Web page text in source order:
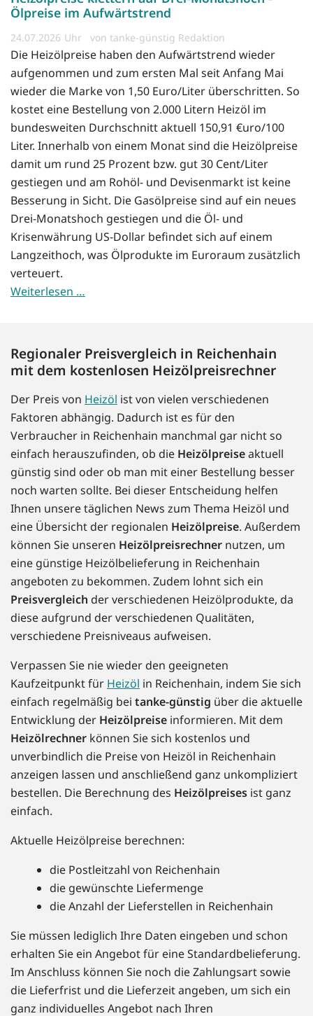
Ölpreise im Aufwärtstrend
24.07.2026 von tanke-günstig Redaktion
Die Heizölpreise haben den Aufwärtstrend wieder
aufgenommen und zum ersten Mal seit Anfang Mai
wieder die Marke von 1,50 Euro/Liter überschritten. So
kostet eine Bestellung von 2.000 Litern Heizöl im
bundesweiten Durchschnitt aktuell 150,91 €uro/100
Liter. Innerhalb von einem Monat sind die Heizölpreise
damit um rund 25 Prozent bzw. gut 30 Cent/Liter
gestiegen und am Rohöl- und Devisenmarkt ist keine
Besserung in Sicht. Die Gasölpreise sind auf ein neues
Drei-Monatshoch gestiegen und die Öl- und
Krisenwährung US-Dollar befindet sich auf einem
Langzeithoch, was Ölprodukte im Euroraum zusätzlich
verteuert.
Weiterlesen …
Regionaler Preisvergleich in Reichenhain
mit dem kostenlosen Heizölpreisrechner
Der Preis von Heizöl ist von vielen verschiedenen
Faktoren abhängig. Dadurch ist es für den
Verbraucher in Reichenhain manchmal gar nicht so
einfach herauszufinden, ob die Heizölpreiseaktuell
günstig sind oder ob man mit einer Bestellung besser
noch warten sollte. Bei dieser Entscheidung helfen
Ihnen unsere täglichen News zum Thema Heizöl und
eine Übersicht der regionalen Heizölpreise. Außerdem
können Sie unseren Heizölpreisrechner nutzen, um
eine günstige Heizölbelieferung in Reichenhain
angeboten zu bekommen. Zudem lohnt sich ein
Preisvergleich der verschiedenen Heizölprodukte, da
diese aufgrund der verschiedenen Qualitäten,
verschiedene Preisniveaus aufweisen.
Verpassen Sie nie wieder den geeigneten
Kaufzeitpunkt für Heizöl in Reichenhain, indem Sie sich
einfach regelmäßig bei tanke-günstig über die aktuelle
Entwicklung der Heizölpreise informieren. Mit dem
Heizölrechner können Sie sich kostenlos und
unverbindlich die Preise von Heizöl in Reichenhain
anzeigen lassen und anschließend ganz unkompliziert
bestellen. Die Berechnung des Heizölpreises ist ganz
einfach.
Aktuelle Heizölpreise berechnen:
die Postleitzahl von Reichenhain
die gewünschte Liefermenge
die Anzahl der Lieferstellen in Reichenhain
Sie müssen lediglich Ihre Daten eingeben und schon
erhalten Sie ein Angebot für eine Standardbelieferung.
Im Anschluss können Sie noch die Zahlungsart sowie
die Lieferfrist und die Lieferzeit angeben, um sich ein
ganz individuelles Angebot nach Ihren